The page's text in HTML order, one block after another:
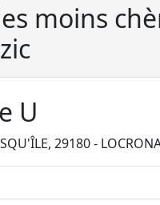
moins
U
29180 -